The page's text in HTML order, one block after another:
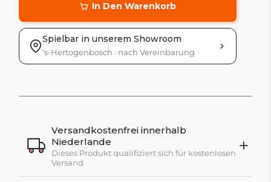
In Den Warenkorb
Spielbar in unserem Showroom
's-Hertogenbosch · nach Vereinbarung
Versandkostenfrei innerhalb
Niederlande
Dieses Produkt qualifiziert sich für kostenlosen
Versand